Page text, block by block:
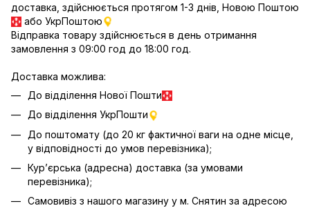
доставка, здійснюється протягом 1-3 днів, Новою Поштою
або УкрПоштою
Відправка товару здійснюється в день отримання
замовлення з 09:00 год до 18:00 год.
Доставка можлива:
До відділення Нової Пошти
До відділення УкрПошти
До поштомату (до 20 кг фактичної ваги на одне місце,
у відповідності до умов перевізника);
Кур’єрська (адресна) доставка (за умовами
перевізника);
Самовивіз з нашого магазину у м. Снятин за адресою